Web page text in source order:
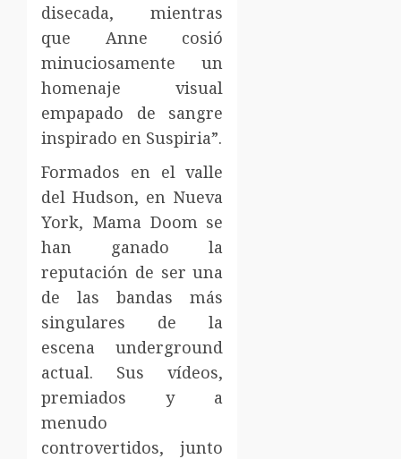
disecada, mientras
que Anne cosió
minuciosamente un
homenaje visual
empapado de sangre
inspirado en Suspiria”.
Formados en el valle
del Hudson, en Nueva
York, Mama Doom se
han ganado la
reputación de ser una
de las bandas más
singulares de la
escena underground
actual. Sus vídeos,
premiados y a
menudo
controvertidos, junto